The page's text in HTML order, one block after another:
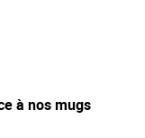
à nos mugs